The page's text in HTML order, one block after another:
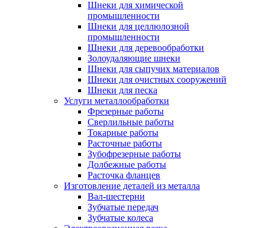
Шнеки для химической
промышленности
Шнеки для целлюлозной
промышленности
Шнеки для деревообработки
Золоудаляющие шнеки
Шнеки для сыпучих материалов
Шнеки для очистных сооружений
Шнеки для песка
Услуги металлообработки
Фрезерные работы
Сверлильные работы
Токарные работы
Расточные работы
Зубофрезерные работы
Долбежные работы
Расточка фланцев
Изготовление деталей из металла
Вал-шестерни
Зубчатые передач
Зубчатые колеса